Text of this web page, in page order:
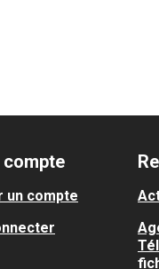
compte
un compte